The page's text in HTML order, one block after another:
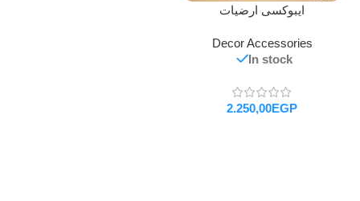
ايبوكسى ارضيات
Decor Accessories
In stock
EGP